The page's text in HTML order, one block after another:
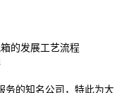
的发展工艺流程
务的知名公司，特此为大